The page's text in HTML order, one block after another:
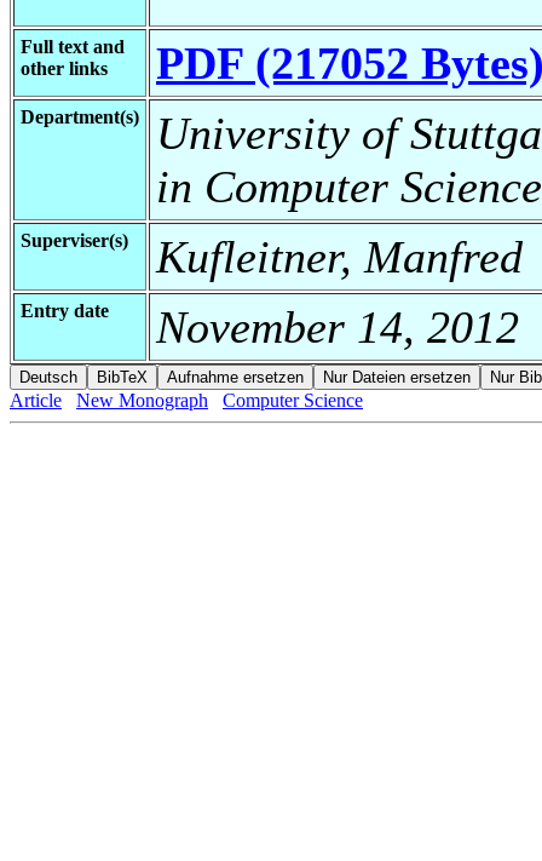
Full text and
other links
PDF (217052
Department(s)
University of
in Computer
Superviser(s) Kufleitner, Manfred
Entry date November 14, 2012
Article New Monograph Computer Science